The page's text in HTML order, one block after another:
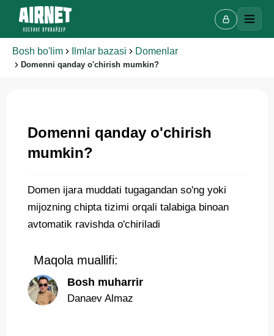
Bosh bo'lim Ilmlar bazasi Domenlar
Domenni qanday o'chirish mumkin?
Domenni qanday o'chirish
mumkin?
Domen ijara muddati tugagandan so'ng yoki
mijozning chipta tizimi orqali talabiga binoan
avtomatik ravishda o'chiriladi
Maqola muallifi:
Bosh muharrir
Danaev Almaz
Onlayn · bir necha daqiqada javob beramiz
Ismingiz
Telefon